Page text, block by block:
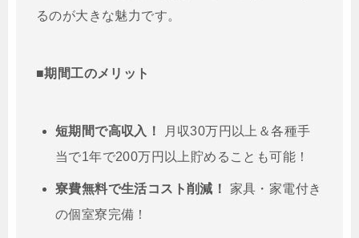
るのが大きな魅力です。
■期間工のメリット
短期間で高収入！
月収30万円以上＆各種手
当で1年で200万円以上貯めることも可能！
寮費無料で生活コスト削減！
家具・家電付き
の個室寮完備！